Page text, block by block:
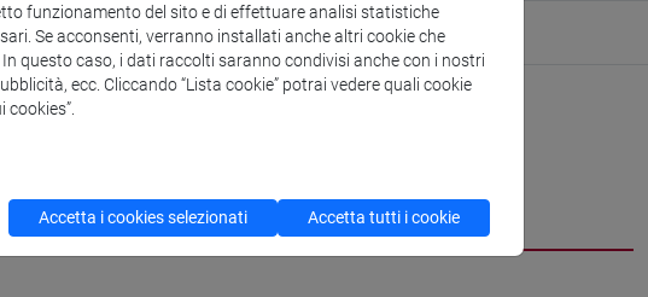
corso
funzionamento del sito e di effettuare analisi statistiche
Se acconsenti, verranno installati anche altri cookie che
questo caso, i dati raccolti saranno condivisi anche con i nostri
ecc. Cliccando “Lista cookie” potrai vedere quali cookie
Accetta i cookies selezionati Accetta tutti i cookie